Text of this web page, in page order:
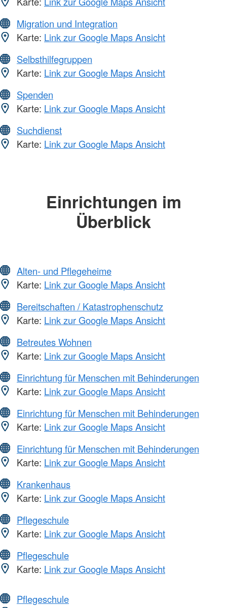
Migration und Integration
Karte: Link zur Google Maps Ansicht
Selbsthilfegruppen
Karte: Link zur Google Maps Ansicht
Spenden
Karte: Link zur Google Maps Ansicht
Suchdienst
Karte: Link zur Google Maps Ansicht
Einrichtungen im
Überblick
Alten- und Pflegeheime
Karte: Link zur Google Maps Ansicht
Bereitschaften / Katastrophenschutz
Karte: Link zur Google Maps Ansicht
Betreutes Wohnen
Karte: Link zur Google Maps Ansicht
Einrichtung für Menschen mit Behinderungen
Karte: Link zur Google Maps Ansicht
Einrichtung für Menschen mit Behinderungen
Karte: Link zur Google Maps Ansicht
Einrichtung für Menschen mit Behinderungen
Karte: Link zur Google Maps Ansicht
Krankenhaus
Karte: Link zur Google Maps Ansicht
Pflegeschule
Karte: Link zur Google Maps Ansicht
Pflegeschule
Karte: Link zur Google Maps Ansicht
Pflegeschule